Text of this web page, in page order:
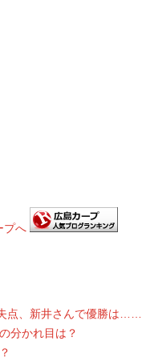
点、新井さんで優勝は……
分かれ目は？